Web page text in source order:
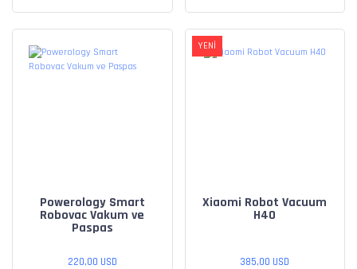
Powerology Smart
Robovac Vakum ve
Paspas
220,00 USD
YENİ
Xiaomi Robot Vacuum
H40
385,00 USD